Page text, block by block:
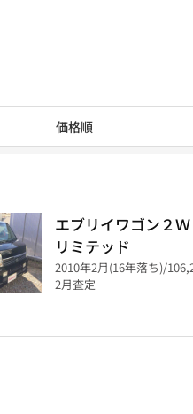
価格順
エブリイワゴン
リミテッド
2010年2月(16年落ち)/
2月査定